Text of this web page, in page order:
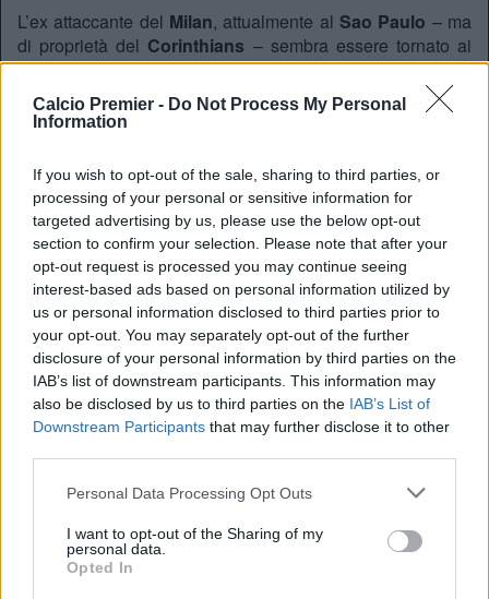
Calcio Premier - Do Not Process My Personal
Information
If you wish to opt-out of the sale, sharing to third parties, or
processing of your personal or sensitive information for
targeted advertising by us, please use the below opt-out
section to confirm your selection. Please note that after your
opt-out request is processed you may continue seeing
interest-based ads based on personal information utilized by
us or personal information disclosed to third parties prior to
your opt-out. You may separately opt-out of the further
disclosure of your personal information by third parties on the
IAB’s list of downstream participants. This information may
also be disclosed by us to third parties on the IAB’s List of
Downstream Participants that may further disclose it to other
Personal Data Processing Opt Outs
I want to opt-out of the Sharing of my
personal data.
Opted In
L’ex attaccante del Milan, attualmente al Sao Paulo – ma
di proprietà del Corinthians – sembra essere tornato ai
livelli di qualche anno fa, dopo un paio di stagioni
sottotono caratterizzate da tanti infortuni.
E’ stato lo stesso agente del 26enne brasiliano,
confronti del suo assistito. L’agente ha, inoltre, tenuto a
precisare chePatoè adesso in ottima forma e ha superato
completamente ogni tipo di problema muscolare, vero
tallone d’achille negli ultimi anni per il Papero.
Non c’è che da aspettare gennaio allora, per vedere se
effettivamente questirumorsdi mercato si
concretizzeranno e potremo ammirare l’attaccante
brasiliano inPremier League.
Redazione
Twitter @Calciopremier